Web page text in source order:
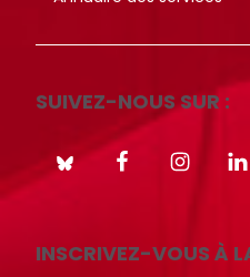
SUIVEZ-NOUS SUR :
INSCRIVEZ-VOUS À